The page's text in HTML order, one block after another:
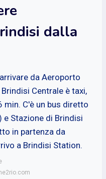
dalla
da Aeroporto
Centrale è taxi,
min. C'è un bus diretto
e Stazione di Brindisi
in partenza da
a Brindisi Station.